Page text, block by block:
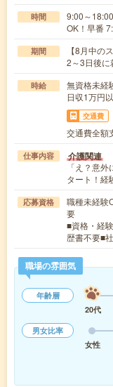
時間
9:00～
OK！早番
期間
【8月中の
2～3日後に
時給
無資格未
日収1万円
交通費
交通費全額
仕事内容 介護関連
「え？意
タート！経
応募資格
職種未経験
要
■資格・経
歴書不要■
職場の雰囲気
年齢層
20代
男女比率
女性